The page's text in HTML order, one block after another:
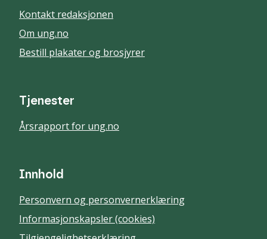
Kontakt redaksjonen
Om ung.no
Bestill plakater og brosjyrer
Tjenester
Årsrapport for ung.no
Innhold
Personvern og personvernerklæring
Informasjonskapsler (cookies)